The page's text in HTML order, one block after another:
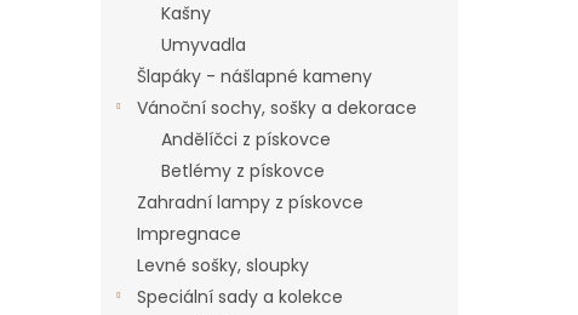
Kašny
Umyvadla
Šlapáky - nášlapné kameny
Vánoční sochy, sošky a dekorace
Andělíčci z pískovce
Betlémy z pískovce
Zahradní lampy z pískovce
Impregnace
Levné sošky, sloupky
Speciální sady a kolekce